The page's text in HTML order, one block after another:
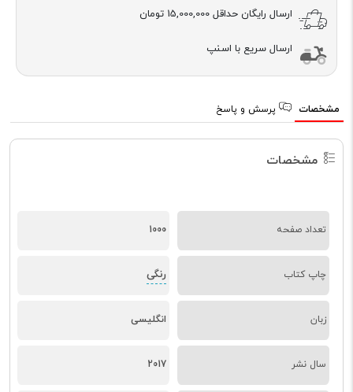
ارسال رایگان حداقل 15,000,000 تومان
ارسال سریع با اسنپ
مشخصات پرسش و پاسخ
مشخصات
تعداد صفحه 1000
چاپ کتاب رنگی
زبان انگلیسی
سال نشر 2017